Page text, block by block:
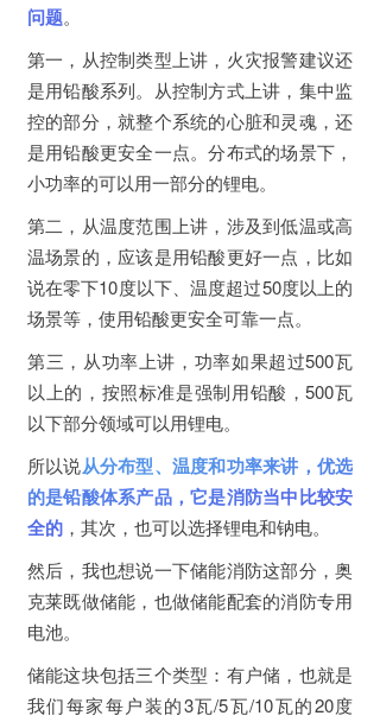
问题。
第一，从控制类型上讲，火灾报警建议还
是用铅酸系列。从控制方式上讲，集中监
控的部分，就整个系统的心脏和灵魂，还
是用铅酸更安全一点。分布式的场景下，
小功率的可以用一部分的锂电。
第二，从温度范围上讲，涉及到低温或高
温场景的，应该是用铅酸更好一点，比如
说在零下10度以下、温度超过50度以上的
场景等，使用铅酸更安全可靠一点。
第三，从功率上讲，功率如果超过500瓦
以上的，按照标准是强制用铅酸，500瓦
以下部分领域可以用锂电。
所以说从分布型、温度和功率来讲，优选
的是铅酸体系产品，它是消防当中比较安
全的 ，其次，也可以选择锂电和钠电。
然后，我也想说一下储能消防这部分，奥
克莱既做储能，也做储能配套的消防专用
电池。
储能这块包括三个类型：有户储，也就是
我们每家每户装的3瓦/5瓦/10瓦的20度